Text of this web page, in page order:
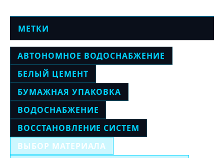
МЕТКИ
АВТОНОМНОЕ ВОДОСНАБЖЕНИЕ
БЕЛЫЙ ЦЕМЕНТ
БУМАЖНАЯ УПАКОВКА
ВОДОСНАБЖЕНИЕ
ВОССТАНОВЛЕНИЕ СИСТЕМ
ВЫБОР МАТЕРИАЛА